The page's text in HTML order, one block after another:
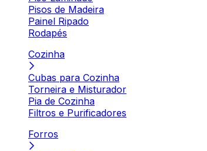
Pisos de Madeira
Painel Ripado
Rodapés
Cozinha
Cubas para Cozinha
Torneira e Misturador
Pia de Cozinha
Filtros e Purificadores
Forros